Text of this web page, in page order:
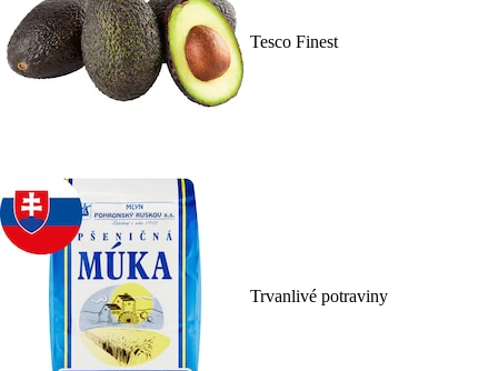
Tesco Finest
Trvanlivé potraviny